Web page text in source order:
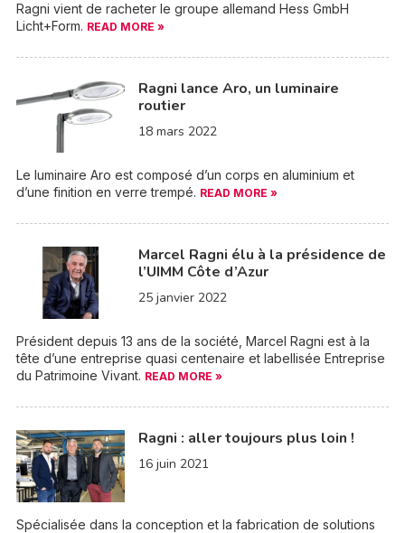
Ragni vient de racheter le groupe allemand Hess GmbH
Licht+Form. READ MORE »
Ragni lance Aro, un luminaire
routier
18 mars 2022
Le luminaire Aro est composé d’un corps en aluminium et
d’une finition en verre trempé. READ MORE »
Marcel Ragni élu à la présidence de
l’UIMM Côte d’Azur
25 janvier 2022
Président depuis 13 ans de la société, Marcel Ragni est à la
tête d’une entreprise quasi centenaire et labellisée Entreprise
du Patrimoine Vivant. READ MORE »
Ragni : aller toujours plus loin !
16 juin 2021
Spécialisée dans la conception et la fabrication de solutions